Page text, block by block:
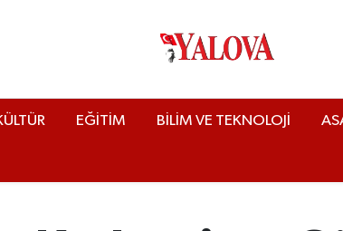
EĞİTİM BİLİM VE TEKNOLOJİ